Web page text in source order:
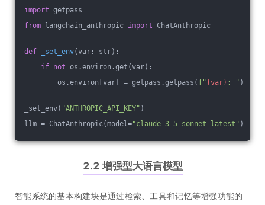
import getpass
from langchain_anthropic import ChatAnthropic
def _set_env(var: str) :
if not os.environ.get(var):
os.environ[var] = getpass.getpass( f"{var} : " )
_set_env( "ANTHROPIC_API_KEY" )
llm = ChatAnthropic(model="claude-3-5-sonnet-latest" )
2.2 增强型大语言模型
智能系统的基本构建块是通过检索、工具和记忆等增强功能的